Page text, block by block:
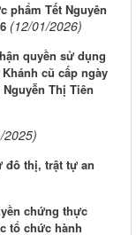
phẩm Tết Nguyên
(12/01/2026)
quyền sử dụng
cũ cấp ngày
Thị Tiên
2025)
đô thị, trật tự an
chứng thực
tổ chức hành